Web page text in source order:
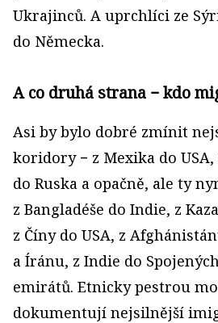
Ukrajinců. A uprchlíci ze
do Německa.
A co druhá strana − kdo
Asi by bylo dobré zmínit
koridory − z Mexika do
do Ruska a opačně, ale ty
z Bangladéše do Indie, z
z Číny do USA, z
a Íránu, z Indie do
emirátů. Etnicky pestrou
dokumentují nejsilnější